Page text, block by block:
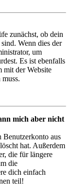
zunächst, ob dein
Wenn dies der
um
Es ist ebenfalls
mit der Website
mich aber nicht
Benutzerkonto aus
hat. Außerdem
die für längere
die
dich einfach
teil!